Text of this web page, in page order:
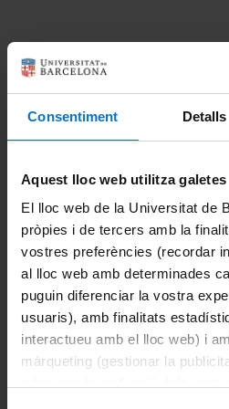
Consentiment Detalls
Aquest lloc web utilitza galetes
El lloc web de la Universitat de
pròpies i de tercers amb la
vostres preferències (recordar
al lloc web amb determinades
puguin diferenciar la vostra
usuaris), amb finalitats
interactueu amb el lloc web) i
màrqueting (gestionar la
Español
About the bachelor's
Highlights
Academic calendar
Assessment
Course plans
Credit recognition
Final project
Grants and financial aid
Mobility